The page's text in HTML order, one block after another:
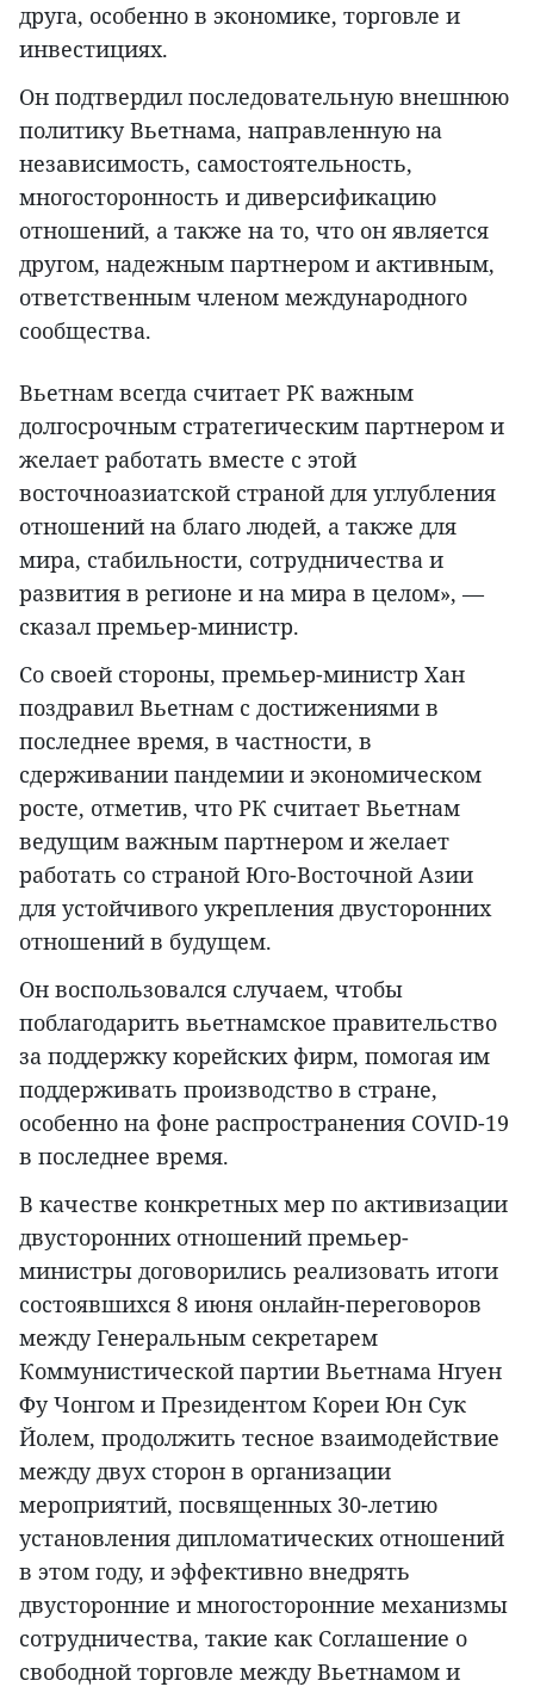
друга, особенно в экономике, торговле и
инвестициях.
Он подтвердил последовательную внешнюю
политику Вьетнама, направленную на
независимость, самостоятельность,
многосторонность и диверсификацию
отношений, а также на то, что он является
другом, надежным партнером и активным,
ответственным членом международного
сообщества.
Вьетнам всегда считает РК важным
долгосрочным стратегическим партнером и
желает работать вместе с этой
восточноазиатской страной для углубления
отношений на благо людей, а также для
мира, стабильности, сотрудничества и
развития в регионе и на мира в целом», —
сказал премьер-министр.
Со своей стороны, премьер-министр Хан
поздравил Вьетнам с достижениями в
последнее время, в частности, в
сдерживании пандемии и экономическом
росте, отметив, что РК считает Вьетнам
ведущим важным партнером и желает
работать со страной Юго-Восточной Азии
для устойчивого укрепления двусторонних
отношений в будущем.
Он воспользовался случаем, чтобы
поблагодарить вьетнамское правительство
за поддержку корейских фирм, помогая им
поддерживать производство в стране,
особенно на фоне распространения COVID-19
в последнее время.
В качестве конкретных мер по активизации
двусторонних отношений премьер-
министры договорились реализовать итоги
состоявшихся 8 июня онлайн-переговоров
между Генеральным секретарем
Коммунистической партии Вьетнама Нгуен
Фу Чонгом и Президентом Кореи Юн Сук
Йолем, продолжить тесное взаимодействие
между двух сторон в организации
мероприятий, посвященных 30-летию
установления дипломатических отношений
в этом году, и эффективно внедрять
двусторонние и многосторонние механизмы
сотрудничества, такие как Соглашение о
свободной торговле между Вьетнамом и